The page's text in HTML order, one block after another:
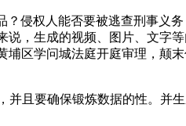
侵权人能否要被逃查刑事义
，生成的视频、图片、文字
区学问城法庭开庭审理，颠
且要确保锻炼数据的性。并